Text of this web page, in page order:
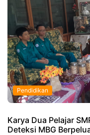
Pendidikan
Karya Dua Pelajar
Deteksi MBG